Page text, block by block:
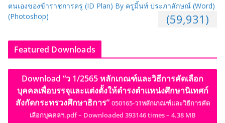
ตนเองของข้าราชการครู (ID Plan) By ครูมิ้นท์ ประภาลักษณ์ (Word)
(Photoshop)
(59,931)
Featured Downloads
Download “ว 1/2565 หลักเกณฑ์และวิธีการคัดเลือก
บุคคลเพื่อบรรจุและแต่งตั้งให้ดำรงตำแหน่งศึกษานิเทศก์
สังกัดกระทรวงศึกษาธิการ” 050165-ว1หลักเกณฑ์และวิธีการคัด
เลือกบุคคลฯ.pdf – Downloaded 393146 times – 4.38 MB